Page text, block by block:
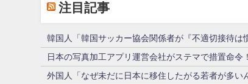
注目記事
韓国人「韓国サッカー協会関係者が『不適切接待は
日本の写真加工アプリ運営会社がステマで措置命令
外国人「なぜ未だに日本に移住したがる若者が多い